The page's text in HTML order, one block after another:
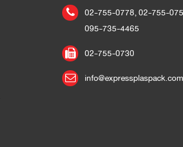
02-755-0778,02-755-
095-735-4465
02-755-0730
info@expressplaspack.com